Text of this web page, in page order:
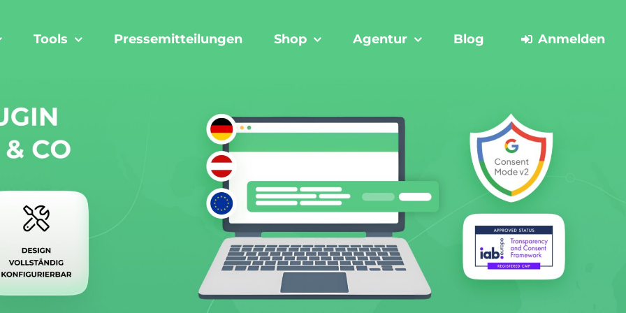
Tools Pressemitteilungen Shop Agentur Blog Anmelden